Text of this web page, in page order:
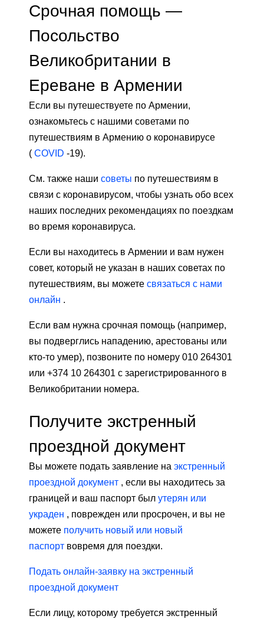
Срочная помощь —
Посольство
Великобритании в
Ереване в Армении
Если вы путешествуете по Армении,
ознакомьтесь с нашими советами по
путешествиям в Армению о коронавирусе
( COVID -19).
См. также наши советы по путешествиям в
связи с коронавирусом, чтобы узнать обо всех
наших последних рекомендациях по поездкам
во время коронавируса.
Если вы находитесь в Армении и вам нужен
совет, который не указан в наших советах по
путешествиям, вы можете связаться с нами
онлайн .
Если вам нужна срочная помощь (например,
вы подверглись нападению, арестованы или
кто-то умер), позвоните по номеру 010 264301
или +374 10 264301 с зарегистрированного в
Великобритании номера.
Получите экстренный
проездной документ
Вы можете подать заявление на экстренный
проездной документ , если вы находитесь за
границей и ваш паспорт был утерян или
украден , поврежден или просрочен, и вы не
можете получить новый или новый
паспорт вовремя для поездки.
Подать онлайн-заявку на экстренный
проездной документ
Если лицу, которому требуется экстренный